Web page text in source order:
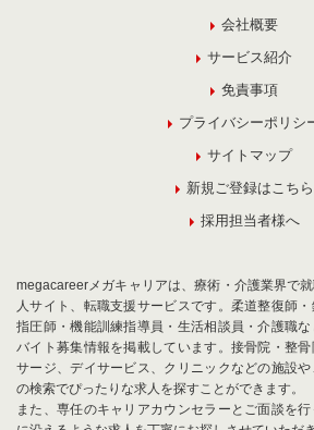
会社概要
サービス紹介
免責事項
プライバシーポリシ
サイトマップ
新規ご登録はこちら
採用担当者様へ
megacareerメガキャリアは、療術・介護業界で
人サイト、転職支援サービスです。柔道整復師
指圧師・機能訓練指導員・生活相談員・介護職
バイト募集情報を掲載しています。接骨院・整
サージ、デイサービス、クリニックなどの施設
の検索でぴったりな求人を探すことができます。
また、専任のキャリアカウンセラーとご面談を